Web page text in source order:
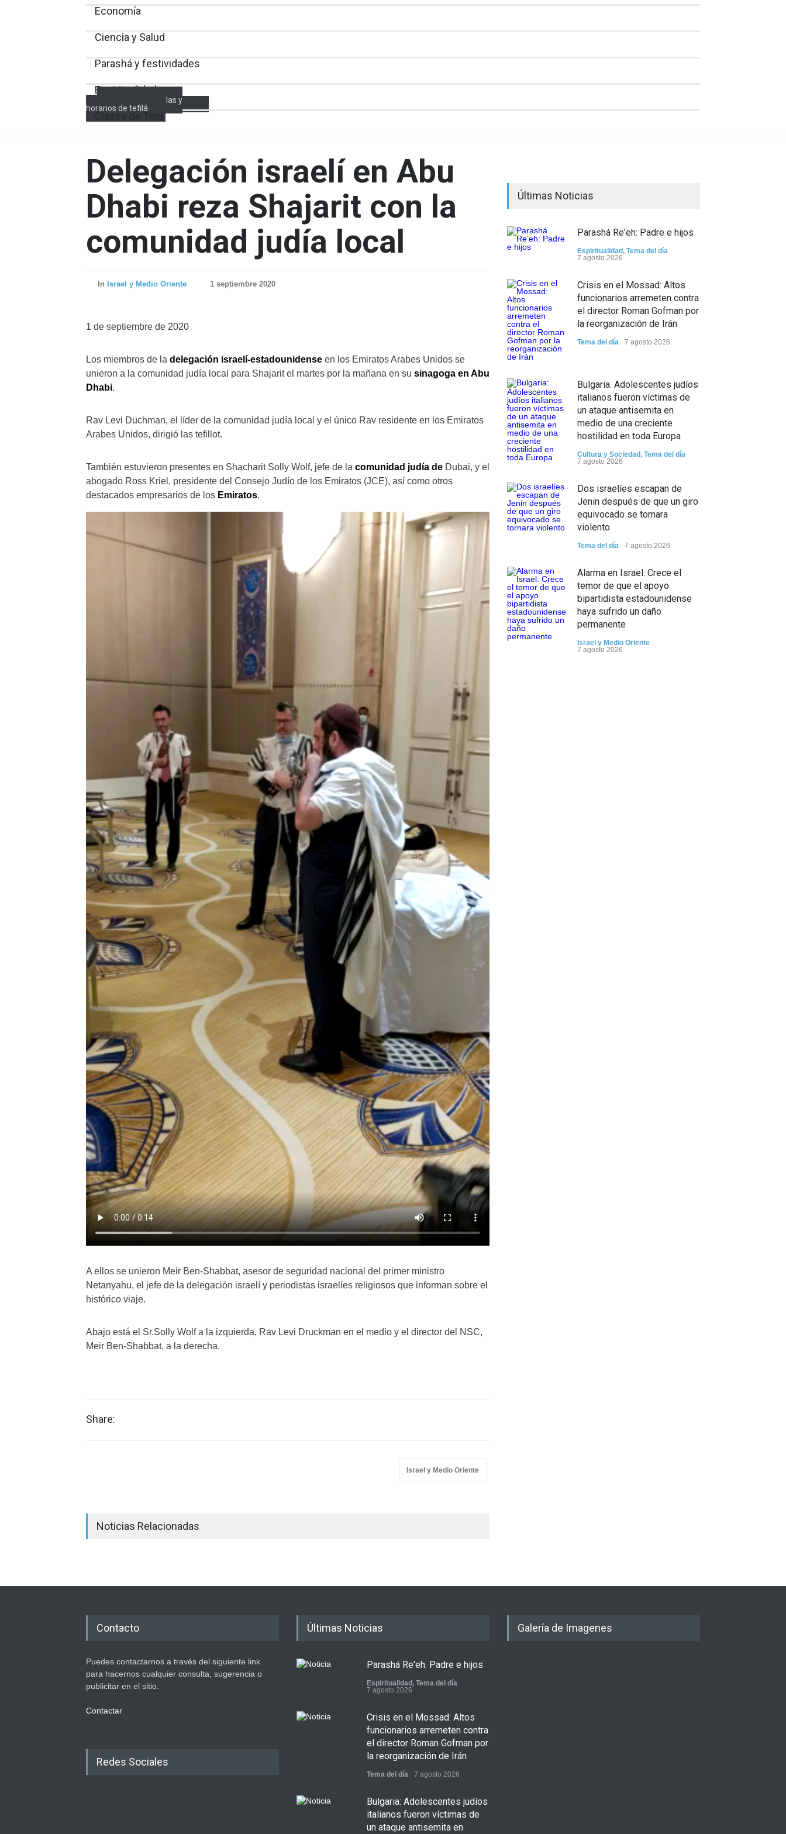
Economía
Ciencia y Salud
Parashá y festividades
Espiritualidad
Encendido de velas y
horarios de tefilá
Delegación israelí en Abu
Dhabi reza Shajarit con la
comunidad judía local
In Israel y Medio Oriente 1 septiembre 2020
1 de septiembre de 2020
Los miembros de la delegación israelí-estadounidense en los Emiratos Arabes Unidos se
unieron a la comunidad judía local para Shajarit el martes por la mañana en su sinagoga en Abu
Dhabi.
Rav Levi Duchman, el líder de la comunidad judía local y el único Rav residente en los Emiratos
Arabes Unidos, dirigió las tefillot.
También estuvieron presentes en Shacharit Solly Wolf, jefe de la comunidad judía de Dubai, y el
abogado Ross Kriel, presidente del Consejo Judío de los Emiratos (JCE), así como otros
destacados empresarios de los Emiratos.
A ellos se unieron Meir Ben-Shabbat, asesor de seguridad nacional del primer ministro
Netanyahu, el jefe de la delegación israelí y periodistas israelíes religiosos que informan sobre el
histórico viaje.
Abajo está el Sr.Solly Wolf a la izquierda, Rav Levi Druckman en el medio y el director del NSC,
Meir Ben-Shabbat, a la derecha.
Share:
Israel y Medio Oriente
Noticias Relacionadas
Últimas Noticias
Parashá Re'eh: Padre e hijos
Espiritualidad, Tema del día
7 agosto 2026
Crisis en el Mossad: Altos
funcionarios arremeten contra
el director Roman Gofman por
la reorganización de Irán
Tema del día 7 agosto 2026
Bulgaria: Adolescentes judíos
italianos fueron víctimas de
un ataque antisemita en
medio de una creciente
hostilidad en toda Europa
Cultura y Sociedad, Tema del día
7 agosto 2026
Dos israelíes escapan de
Jenin después de que un giro
equivocado se tornara
violento
Tema del día 7 agosto 2026
Alarma en Israel: Crece el
temor de que el apoyo
bipartidista estadounidense
haya sufrido un daño
permanente
Israel y Medio Oriente
7 agosto 2026
Contacto
Puedes contactarnos a través del siguiente link
para hacernos cualquier consulta, sugerencia o
publicitar en el sitio.
Contactar
Redes Sociales
Últimas Noticias
Parashá Re'eh: Padre e hijos
Espiritualidad, Tema del día
7 agosto 2026
Crisis en el Mossad: Altos
funcionarios arremeten contra
el director Roman Gofman por
la reorganización de Irán
Tema del día 7 agosto 2026
Bulgaria: Adolescentes judíos
italianos fueron víctimas de
un ataque antisemita en
Galería de Imagenes